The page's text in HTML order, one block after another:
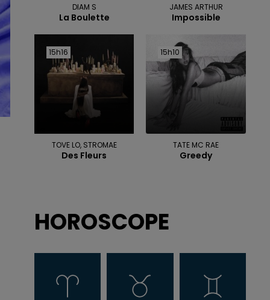
DIAM S
La Boulette
JAMES ARTHUR
Impossible
15h16
15h16
TOVE LO, STROMAE
Des Fleurs
15h10
15h10
TATE MC RAE
Greedy
HOROSCOPE